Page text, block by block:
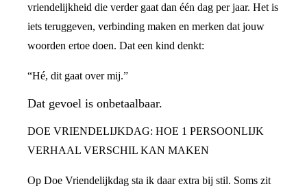
vriendelijkheid die verder gaat dan één dag per jaar. Het is
iets teruggeven, verbinding maken en merken dat jouw
woorden ertoe doen. Dat een kind denkt:
“Hé, dit gaat over mij.”
Dat gevoel is onbetaalbaar.
DOE VRIENDELIJKDAG: HOE 1 PERSOONLIJK
VERHAAL VERSCHIL KAN MAKEN
Op Doe Vriendelijkdag sta ik daar extra bij stil. Soms zit